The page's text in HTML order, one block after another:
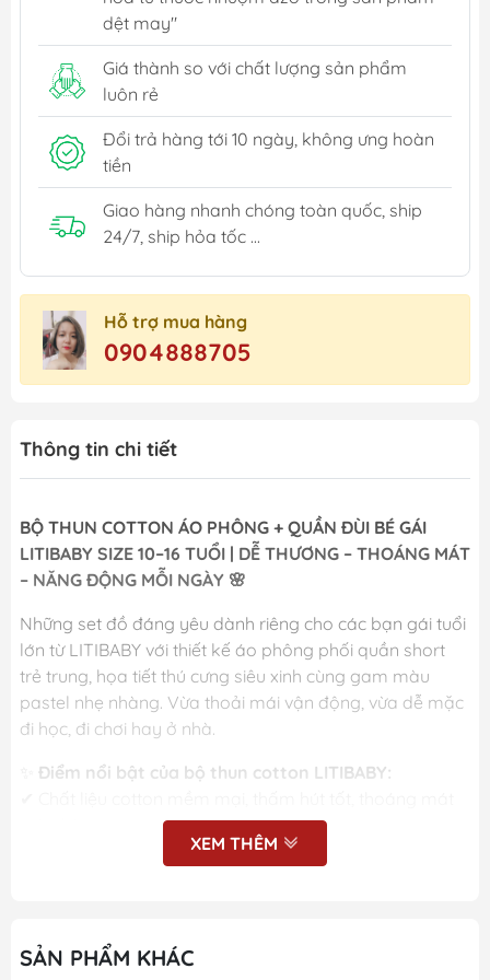
dệt may"
Giá thành so với chất lượng sản phẩm
luôn rẻ
Đổi trả hàng tới 10 ngày, không ưng hoàn
tiền
Giao hàng nhanh chóng toàn quốc, ship
24/7, ship hỏa tốc ...
Hỗ trợ mua hàng
0904888705
Thông tin chi tiết
BỘ THUN COTTON ÁO PHÔNG + QUẦN ĐÙI BÉ GÁI
LITIBABY SIZE 10–16 TUỔI | DỄ THƯƠNG – THOÁNG MÁT
– NĂNG ĐỘNG MỖI NGÀY 🌸
Những set đồ đáng yêu dành riêng cho các bạn gái tuổi
lớn từ LITIBABY với thiết kế áo phông phối quần short
trẻ trung, họa tiết thú cưng siêu xinh cùng gam màu
pastel nhẹ nhàng. Vừa thoải mái vận động, vừa dễ mặc
đi học, đi chơi hay ở nhà.
Điểm nổi bật của bộ thun cotton LITIBABY:
✔ Áo phông form rộng vừa phải, tay raglan năng động
🌈
Nhiều mẫu xinh cho bé lựa chọn:
XEM THÊM
SẢN PHẨM KHÁC